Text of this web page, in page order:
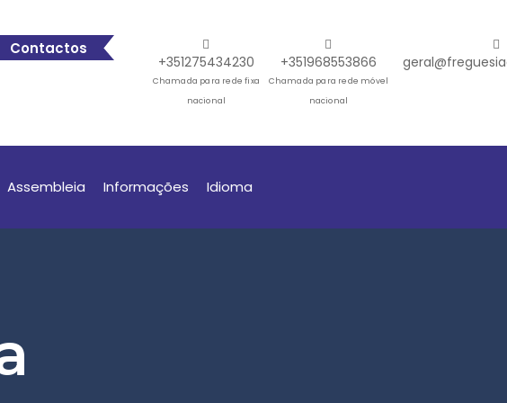
Contactos
+351275434230
Chamada para rede fixa
nacional
+351968553866
Chamada para rede móvel
nacional
Assembleia Informações Idioma